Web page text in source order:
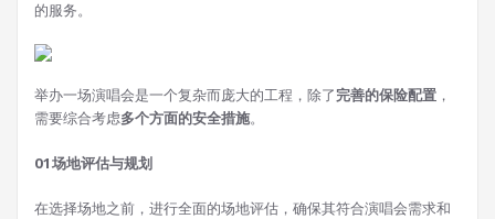
的服务。
举办一场演唱会是一个复杂而庞大的工程，除了完善的保险配置 ，
需要综合考虑多个方面的安全措施。
01场地评估与规划
在选择场地之前，进行全面的场地评估，确保其符合演唱会需求和